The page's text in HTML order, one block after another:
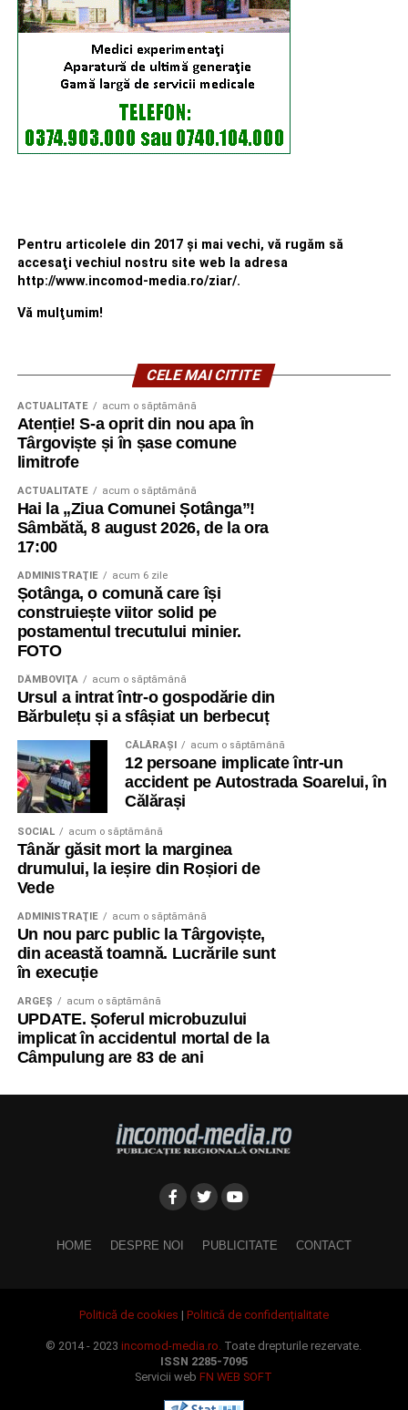
Pentru articolele din 2017 şi mai vechi, vă rugăm să
accesaţi vechiul nostru site web la adresa
http://www.incomod-media.ro/ziar/.
Vă mulţumim!
CELE MAI CITITE
ACTUALITATE acum o săptămână
Atenție! S-a oprit din nou apa în
Târgoviște și în șase comune
limitrofe
ACTUALITATE acum o săptămână
Hai la „Ziua Comunei Șotânga”!
Sâmbătă, 8 august 2026, de la ora
17:00
ADMINISTRAŢIE acum 6 zile
Șotânga, o comună care își
construiește viitor solid pe
postamentul trecutului minier.
FOTO
DÂMBOVIŢA acum o săptămână
Ursul a intrat într-o gospodărie din
Bărbulețu și a sfâșiat un berbecuț
CĂLĂRAŞI acum o săptămână
12 persoane implicate într-un
accident pe Autostrada Soarelui, în
Călărași
SOCIAL acum o săptămână
Tânăr găsit mort la marginea
drumului, la ieșire din Roșiori de
Vede
ADMINISTRAŢIE acum o săptămână
Un nou parc public la Târgoviște,
din această toamnă. Lucrările sunt
în execuție
ARGEȘ acum o săptămână
UPDATE. Șoferul microbuzului
implicat în accidentul mortal de la
Câmpulung are 83 de ani
HOME DESPRE NOI PUBLICITATE CONTACT
Politică de cookies | Politică de confidențialitate
© 2014 - 2023incomod-media.ro. Toate drepturile rezervate.
ISSN 2285-7095
Servicii webFN WEB SOFT